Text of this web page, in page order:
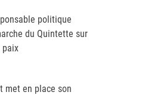
politique
du Quintette sur
paix
met en place son